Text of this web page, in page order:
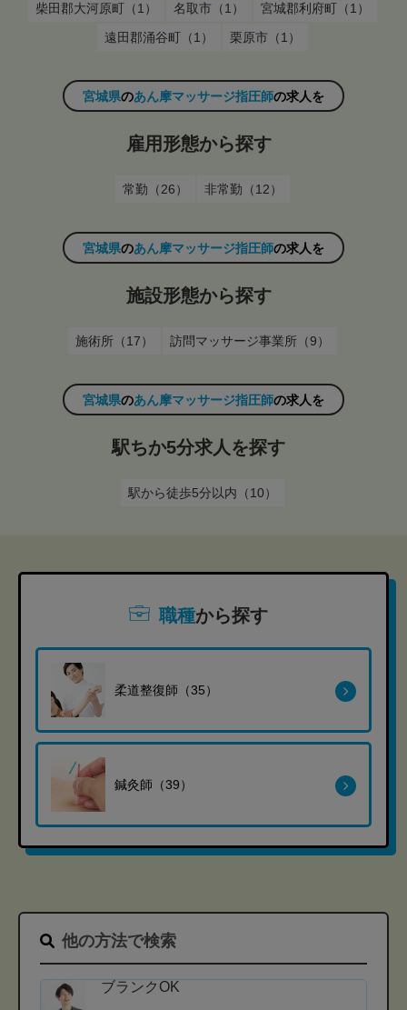
柴田郡大河原町（1）
名取市（1）
宮城郡利府町（1）
遠田郡涌谷町（1）
栗原市（1）
宮城県のあん摩マッサージ指圧師の求人を
雇用形態から探す
常勤（26） 非常勤（12）
宮城県のあん摩マッサージ指圧師の求人を
施設形態から探す
施術所（17） 訪問マッサージ事業所（9）
宮城県のあん摩マッサージ指圧師の求人を
駅ちか5分求人を探す
駅から徒歩5分以内（10）
職種から探す
柔道整復師（35）
鍼灸師（39）
他の方法で検索
ブランクOK